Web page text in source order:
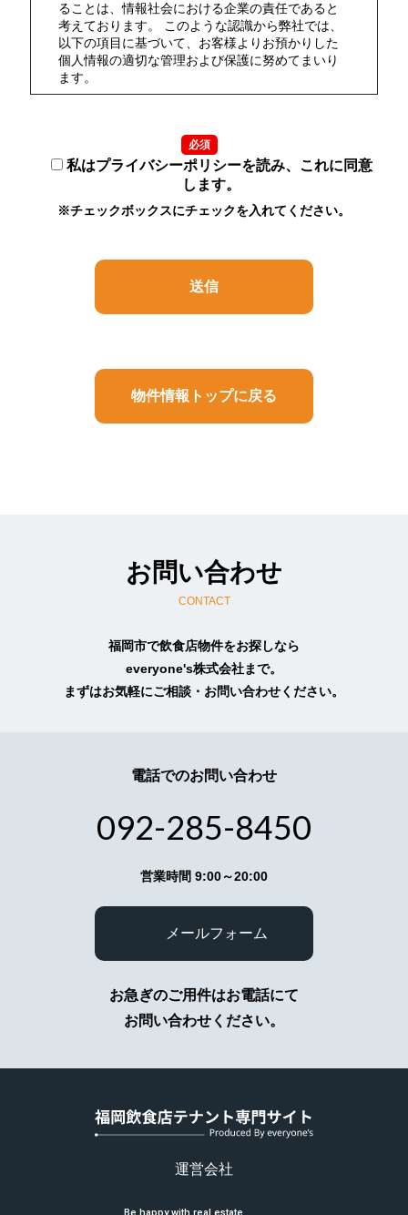
ることは、情報社会における企業の責任であると
考えております。 このような認識から弊社では、
以下の項目に基づいて、お客様よりお預かりした
個人情報の適切な管理および保護に努めてまいり
ます。
個人情報とは、氏名・生年月日・性別・電話番
号・メールアドレス・勤務先・依頼内容等、個人
に関する情報で、これらのうち1つ又は2つ以上を
ることができるものをいいます。
3.利用目的
（1） お客様よりお預かりした個人情報は弊社内
（ハ）弊社のサービス内容をお知らせするため
（ニ）サービス内容を向上させる目的で事例分析
予めご了承ください。
依頼・相談・お見積りのためお客様より個人情報
をお預かりする場合には、目的の範囲内において
必要最小限度のご提供をお願いいたしておりま
す。
護法23条に定める以下の場合を除き第三者に開示
（イ）法令に基づく場合
（ロ）人の生命、身体又は財産の保護のために必
（ハ）公衆衛生の向上又は児童の健全な育成の推
同意を得ることが困難であるとき
（ニ）国の機関若しくは地方公共団体又はその委
託を受けた者が法令の定める事務を遂行すること
の同意を得ることにより当該事務の遂行に支障を
及ぼすおそれがあるとき
（ホ）あらかじめ本人の同意を得た場合
弊社の業務の全部または一部を外部に業務委託す
る際、弊社は個人情報を適切に保護できる管理体
し、お客様の個人情報を厳密に管理しています。
7.弊社Webサイトの御利用について
必須
私はプライバシーポリシーを読み、これに同意
します。
※チェックボックスにチェックを入れてください。
物件情報トップに戻る
お問い合わせ
CONTACT
福岡市で飲食店物件をお探しなら
everyone's株式会社まで。
まずはお気軽にご相談・お問い合わせください。
電話でのお問い合わせ
092-285-8450
営業時間 9:00～20:00
メールフォーム
お急ぎのご用件はお電話にて
お問い合わせください。
運営会社